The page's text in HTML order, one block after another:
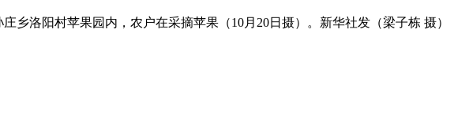
乡洛阳村苹果园内，农户在采摘苹果（10月20日摄）。新华社发（梁子栋 摄）